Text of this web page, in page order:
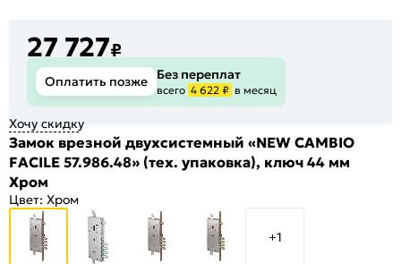
27 727₽
Оплатить позже Без переплат
всего 4 622 ₽ в месяц
Хочу скидку
Замок врезной двухсистемный «NEW CAMBIO
FACILE 57.986.48» (тех. упаковка), ключ 44 мм
Хром
Цвет: Хром
+1